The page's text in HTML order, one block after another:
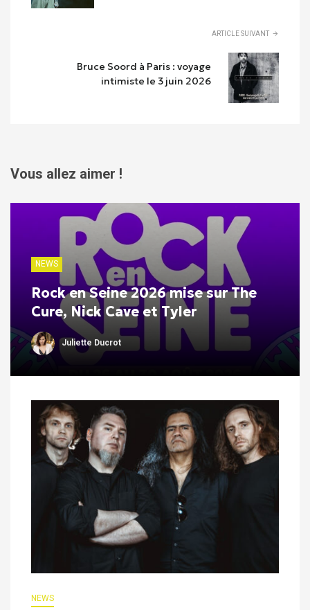
ARTICLE SUIVANT
Bruce Soord à Paris : voyage
intimiste le 3 juin 2026
Vous allez aimer !
NEWS
Rock en Seine 2026 mise sur The
Cure, Nick Cave et Tyler
Juliette Ducrot
NEWS